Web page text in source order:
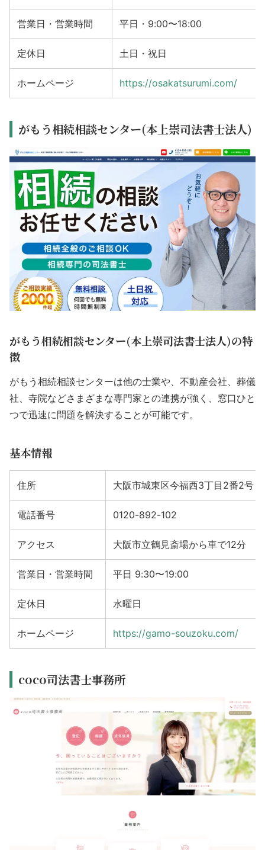
営業日・営業時間 平日・9:00〜18:00
定休日 土日・祝日
ホームページ https://osakatsurumi.com/
がもう相続相談センター(本上崇司法書士法人)
がもう相続相談センター(本上崇司法書士法人)の特
徴
がもう相続相談センターは他の士業や、不動産会社、葬儀
社、寺院などさまざまな専門家との連携が強く、窓口ひと
つで迅速に問題を解決することが可能です。
基本情報
住所 大阪市城東区今福西3丁目2番2号
電話番号 0120-892-102
アクセス 大阪市立鶴見斎場から車で12分
営業日・営業時間 平日 9:30〜19:00
定休日 水曜日
ホームページ https://gamo-souzoku.com/
coco司法書士事務所